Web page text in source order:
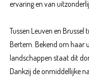
ervaring en van
Tussen Leuven en
Bertem. Bekend om haar
landschappen staat dit
Dankzij de onmiddellijke